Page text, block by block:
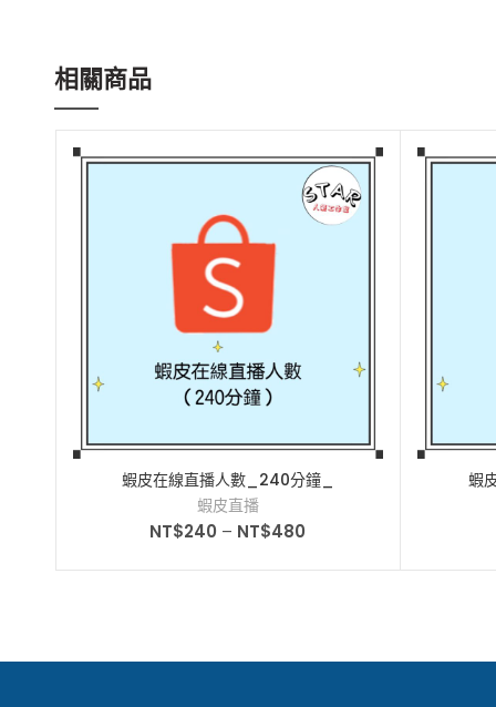
相關商品
蝦皮在線直播人數_240分鐘_
蝦皮直播
NT$240 – NT$480
蝦